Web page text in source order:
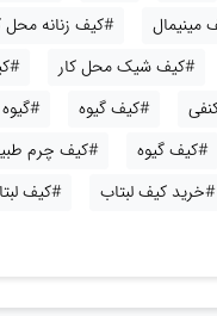
مینیمال #کیف زنانه محل
#کیف شیک محل کار
#کیف گیوه #گیوه
#کیف گیوه #کیف چرم
#خرید کیف لبتاب #کیف